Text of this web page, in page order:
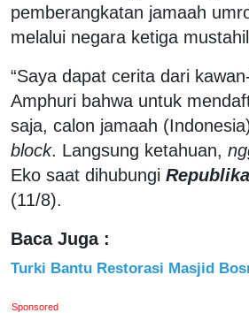
pemberangkatan jamaah
melalui negara ketiga
“Saya dapat cerita dari
Amphuri bahwa untuk
saja, calon jamaah
block. Langsung ketahuan,
Eko saat dihubungi
(11/8).
Baca Juga :
Turki Bantu Restorasi Masjid
Sponsored